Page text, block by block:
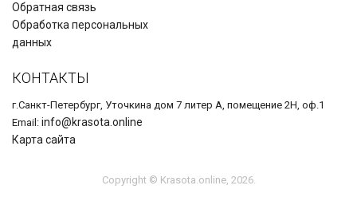
Обратная связь
Обработка персональных
данных
КОНТАКТЫ
г.Санкт-Петербург, Уточкина дом 7 литер А, помещение 2Н, оф.1
Email: info@krasota.online
Карта сайта
Copyright © Krasota.online, 2026.